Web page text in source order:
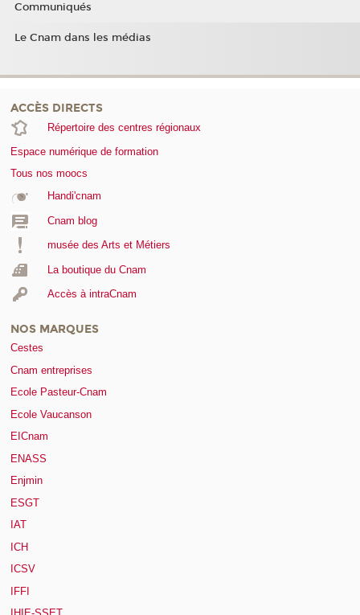
Communiqués
Le Cnam dans les médias
ACCÈS DIRECTS
Répertoire des centres régionaux
Espace numérique de formation
Tous nos moocs
Handi'cnam
Cnam blog
musée des Arts et Métiers
La boutique du Cnam
Accès à intraCnam
NOS MARQUES
Cestes
Cnam entreprises
Ecole Pasteur-Cnam
Ecole Vaucanson
EICnam
ENASS
Enjmin
ESGT
IAT
ICH
ICSV
IFFI